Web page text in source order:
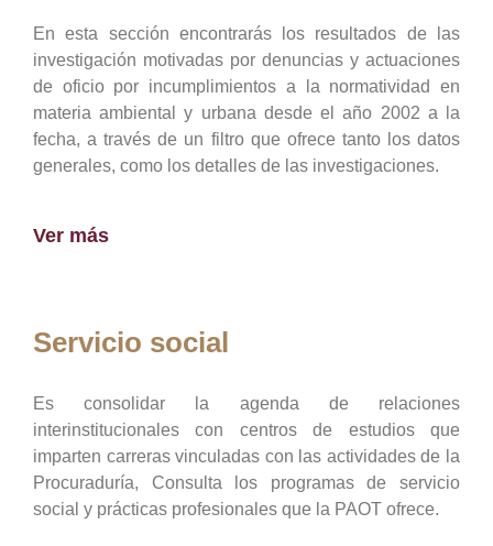
En esta sección encontrarás los resultados de las
investigación motivadas por denuncias y actuaciones
de oficio por incumplimientos a la normatividad en
materia ambiental y urbana desde el año 2002 a la
fecha, a través de un filtro que ofrece tanto los datos
generales, como los detalles de las investigaciones.
Ver más
Servicio social
Es consolidar la agenda de relaciones
interinstitucionales con centros de estudios que
imparten carreras vinculadas con las actividades de la
Procuraduría, Consulta los programas de servicio
social y prácticas profesionales que la PAOT ofrece.